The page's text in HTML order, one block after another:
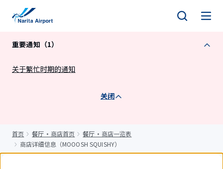
重要通知（1）
关于繁忙时期的通知
关闭
首页 餐厅・商店首页
餐厅・商店一览表
商店详细信息（MOOOSH SQUISHY）